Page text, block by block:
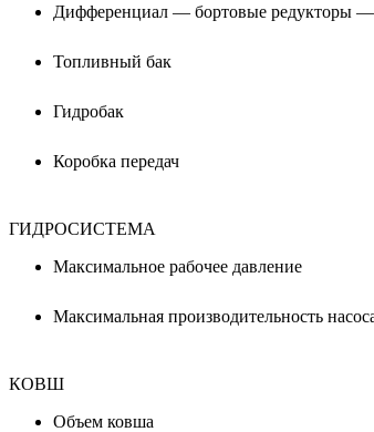
Дифференциал — бортовые редукторы —
Топливный бак
Гидробак
Коробка передач
ГИДРОСИСТЕМА
Максимальное рабочее давление
Максимальная производительность
КОВШ
Объем ковша